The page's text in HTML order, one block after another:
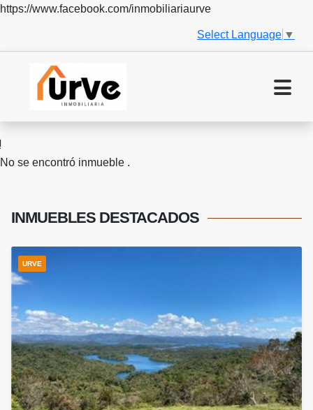
https://www.facebook.com/inmobiliariaurve
Select Language ▼
No se encontró inmueble .
INMUEBLES DESTACADOS
URVE